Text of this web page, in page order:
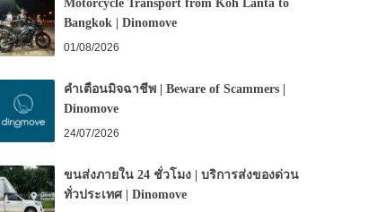
Motorcycle Transport from Koh Lanta to
Bangkok | Dinomove
01/08/2026
คำเตือนมิจฉาชีพ | Beware of Scammers |
Dinomove
24/07/2026
ขนส่งภายใน 24 ชั่วโมง | บริการส่งของด่วน
ทั่วประเทศ | Dinomove